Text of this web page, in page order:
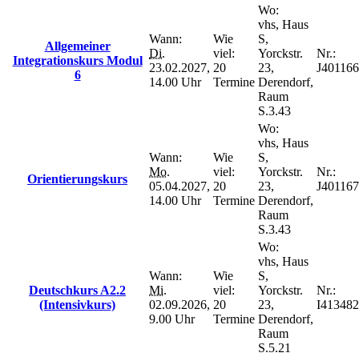
Allgemeiner
Integrationskurs Modul
6
Wann:
Di.
23.02.2027,
14.00 Uhr
Wie
viel:
20
Termine
Wo:
vhs, Haus
S,
Yorckstr.
23,
Derendorf,
Raum
S.3.43
Nr.:
J401166
Orientierungskurs
Wann:
Mo.
05.04.2027,
14.00 Uhr
Wie
viel:
20
Termine
Wo:
vhs, Haus
S,
Yorckstr.
23,
Derendorf,
Raum
S.3.43
Nr.:
J401167
Deutschkurs A2.2
(Intensivkurs)
Wann:
Mi.
02.09.2026,
9.00 Uhr
Wie
viel:
20
Termine
Wo:
vhs, Haus
S,
Yorckstr.
23,
Derendorf,
Raum
S.5.21
Nr.:
I413482